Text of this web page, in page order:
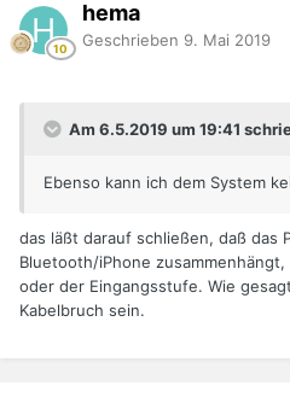
hema
Geschrieben 9. Mai 2019
Am 6.5.2019 um 19:41
Ebenso kann ich dem System
das läßt darauf schließen, daß das
Bluetooth/iPhone
oder der Eingangsstufe. Wie
Kabelbruch sein.